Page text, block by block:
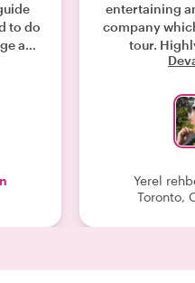
to do
and
entertaining
company
tour.
Yerel
Toronto,